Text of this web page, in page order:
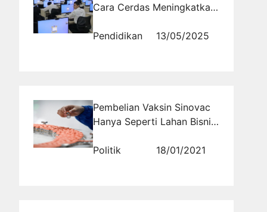
Cara Cerdas Meningkatkan
Pendidikan
13/05/2025
Pembelian Vaksin Sinovac
Hanya Seperti Lahan Bisnis
Politik
18/01/2021